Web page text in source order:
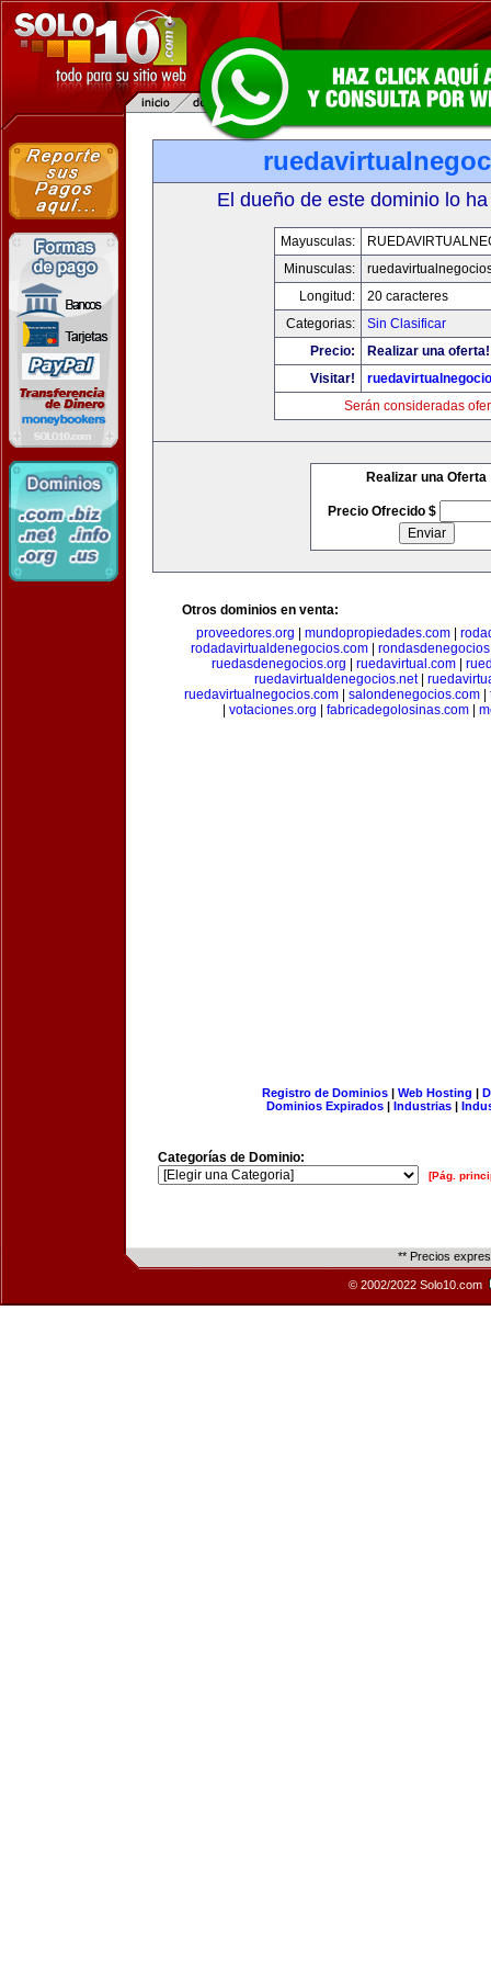
El dueño de este dominio lo
Mayusculas:
Minusculas:
Longitud:
20 caracteres
Categorias:
Sin Clasificar
Precio:
Realizar una oferta!
Visitar!
Serán consideradas
Realizar una Oferta
Precio Ofrecido $
Otros dominios en venta:
proveedores.org
mundopropiedades.com|
rodadavirtualdenegocios.com|
ruedasdenegocios.org
ruedavirtual.com|
ruedavirtualdenegocios.net|
ruedavirtualnegocios.com| salondenegocios.com|
votaciones.org fabricadegolosinas.com
Registro de Dominios| Web Hosting |
Dominios Expirados | Industrias |
Categorías de Dominio:
[Pág.
** Precios
© 2002/2022 Solo10.com